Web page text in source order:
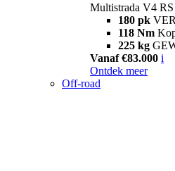
Multistrada V4
180 pk
118 Nm
225 kg
Vanaf €83.000 i
Ontdek meer
Off-road